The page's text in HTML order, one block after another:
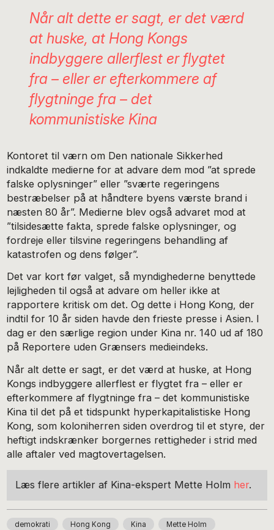
Når alt dette er sagt, er det værd
at huske, at Hong Kongs
indbyggere allerflest er flygtet
fra – eller er efterkommere af
flygtninge fra – det
kommunistiske Kina
Kontoret til værn om Den nationale Sikkerhed
indkaldte medierne for at advare dem mod ”at sprede
falske oplysninger” eller ”sværte regeringens
bestræbelser på at håndtere byens værste brand i
næsten 80 år”. Medierne blev også advaret mod at
”tilsidesætte fakta, sprede falske oplysninger, og
fordreje eller tilsvine regeringens behandling af
katastrofen og dens følger”.
Det var kort før valget, så myndighederne benyttede
lejligheden til også at advare om heller ikke at
rapportere kritisk om det. Og dette i Hong Kong, der
indtil for 10 år siden havde den frieste presse i Asien. I
dag er den særlige region under Kina nr. 140 ud af 180
på Reportere uden Grænsers medieindeks.
Når alt dette er sagt, er det værd at huske, at Hong
Kongs indbyggere allerflest er flygtet fra – eller er
efterkommere af flygtninge fra – det kommunistiske
Kina til det på et tidspunkt hyperkapitalistiske Hong
Kong, som koloniherren siden overdrog til et styre, der
heftigt indskrænker borgernes rettigheder i strid med
alle aftaler ved magtovertagelsen.
Læs flere artikler af Kina-ekspert Mette Holm her.
demokrati Hong Kong Kina Mette Holm